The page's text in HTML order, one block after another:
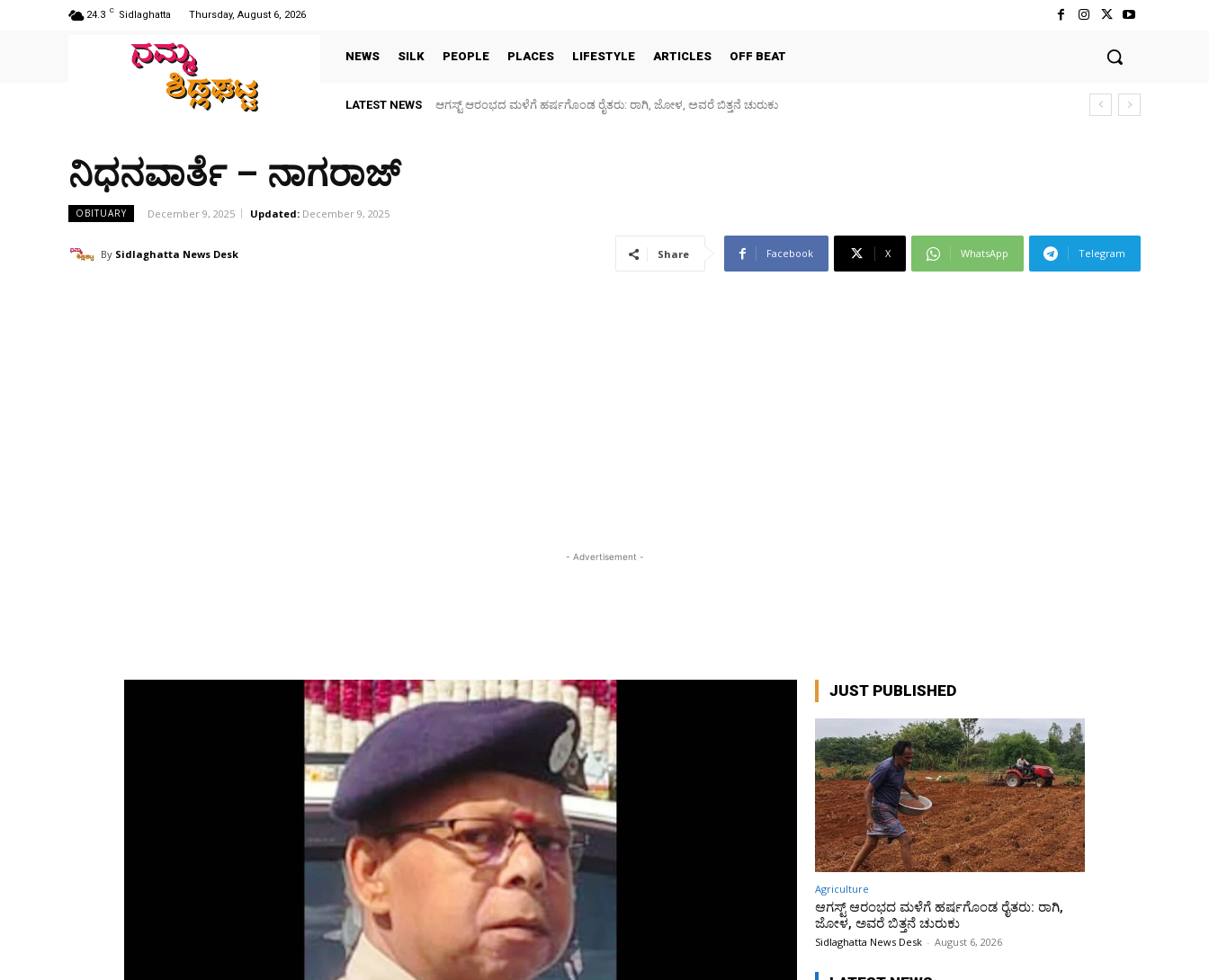
24.3 C Sidlaghatta Thursday, August 6, 2026
NEWS SILK PEOPLE PLACES LIFESTYLE ARTICLES OFF BEAT
LATEST NEWS ಆಗಸ್ಟ್ ಆರಂಭದ ಮಳೆಗೆ ಹರ್ಷಗೊಂಡ ರೈತರು: ರಾಗಿ, ಜೋಳ, ಅವರೆ ಬಿತ್ತನೆ ಚುರುಕು
ಕನಕನಗರ: ಗರುಡಾದ್ರಿ ಶಾಲೆ ಮುಂಭಾಗದ ರಸ್ತೆ ಕೆಸರುಮಯ, ಮಕ್ಕಳಿಗೆ ಗಾಯ – ಪೋಷಕರ ಆಕ್ರೋಶ
ನಿಧನವಾರ್ತೆ – ನಾಗರಾಜ್
OBITUARY December 9, 2025 Updated: December 9, 2025
By Sidlaghatta News Desk Share Facebook X WhatsApp Telegram
- Advertisement -
JUST PUBLISHED
Agriculture
ಆಗಸ್ಟ್ ಆರಂಭದ ಮಳೆಗೆ ಹರ್ಷಗೊಂಡ ರೈತರು: ರಾಗಿ,
ಜೋಳ, ಅವರೆ ಬಿತ್ತನೆ ಚುರುಕು
Sidlaghatta News Desk - August 6, 2026